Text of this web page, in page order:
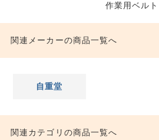
作業用ベルト
関連メーカーの商品一覧へ
自重堂
関連カテゴリの商品一覧へ